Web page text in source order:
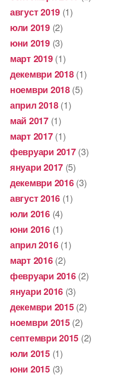
август 2019 (1)
юли 2019(2)
юни 2019(3)
март 2019(1)
декември 2018(1)
ноември 2018(5)
април 2018(1)
май 2017(1)
март 2017(1)
февруари 2017(3)
януари 2017 (5)
декември 2016(3)
август 2016 (1)
юли 2016(4)
юни 2016(1)
април 2016(1)
март 2016(2)
февруари 2016(2)
януари 2016 (3)
декември 2015(2)
ноември 2015(2)
септември 2015 (2)
юли 2015(1)
юни 2015(3)